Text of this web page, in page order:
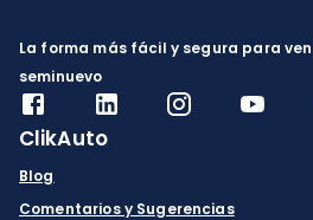
La forma más fácil y segura para
seminuevo
ClikAuto
Blog
Comentarios y Sugerencias